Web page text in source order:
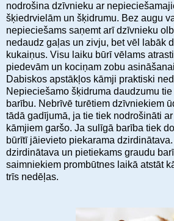
nodrošina dzīvnieku ar
šķiedrvielām un šķidrumu. Bez augu
nepieciešams saņemt arī dzīvnieku
nedaudz gaļas un zivju, bet vēl labāk
kukaiņus. Visu laiku būrī vēlams
piedevām un kociņam zobu
Dabiskos apstākļos kāmji praktiski
Nepieciešamo šķidruma daudzumu
barību. Nebrīvē turētiem dzīvniekiem
tādā gadījumā, ja tie tiek nodrošināti
kāmjiem garšo. Ja sulīgā barība tiek
būrītī jāievieto piekarama
dzirdinātava un pietiekams graudu
saimniekiem prombūtnes laikā atstāt
trīs nedēļas.